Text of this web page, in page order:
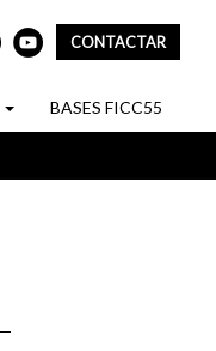
CONTACTAR
BASES FICC55